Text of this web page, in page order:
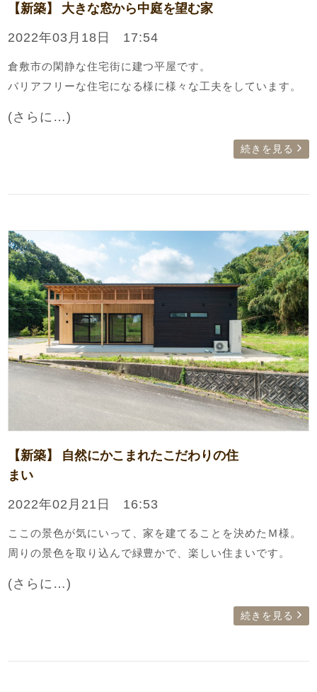
【新築】 大きな窓から中庭を望む家
2022年03月18日 17:54
倉敷市の閑静な住宅街に建つ平屋です。
バリアフリーな住宅になる様に様々な工夫をしています。
(さらに…)
続きを見る
【新築】 自然にかこまれたこだわりの住
まい
2022年02月21日 16:53
ここの景色が気にいって、家を建てることを決めたＭ様。
周りの景色を取り込んで緑豊かで、楽しい住まいです。
(さらに…)
続きを見る